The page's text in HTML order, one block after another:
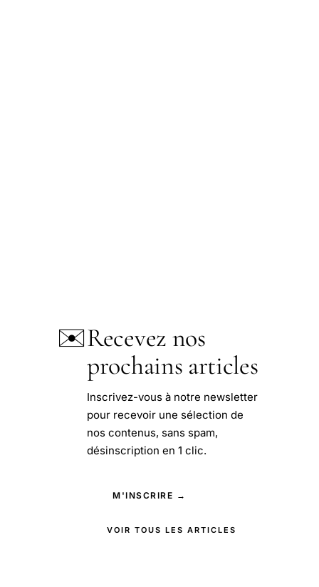
✉️Recevez nos
prochains articles
Inscrivez-vous à notre newsletter
pour recevoir une sélection de
nos contenus, sans spam,
désinscription en 1 clic.
M'INSCRIRE →
VOIR TOUS LES ARTICLES